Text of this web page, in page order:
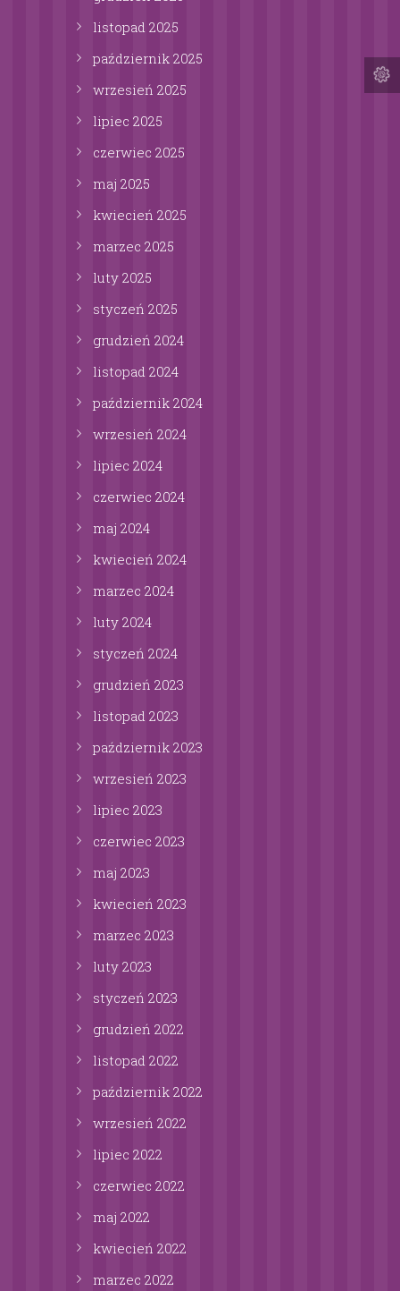
listopad 2025
październik 2025
wrzesień 2025
lipiec 2025
czerwiec 2025
maj 2025
kwiecień 2025
marzec 2025
luty 2025
styczeń 2025
grudzień 2024
listopad 2024
październik 2024
wrzesień 2024
lipiec 2024
czerwiec 2024
maj 2024
kwiecień 2024
marzec 2024
luty 2024
styczeń 2024
grudzień 2023
listopad 2023
październik 2023
wrzesień 2023
lipiec 2023
czerwiec 2023
maj 2023
kwiecień 2023
marzec 2023
luty 2023
styczeń 2023
grudzień 2022
listopad 2022
październik 2022
wrzesień 2022
lipiec 2022
czerwiec 2022
maj 2022
kwiecień 2022
marzec 2022